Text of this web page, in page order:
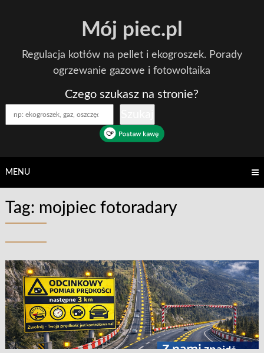
Mój piec.pl
Regulacja kotłów na pellet i ekogroszek. Porady
ogrzewanie gazowe i fotowoltaika
Czego szukasz na stronie?
MENU
Tag: mojpiec fotoradary